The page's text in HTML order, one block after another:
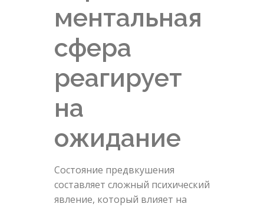
ментальная
сфера
реагирует
на
ожидание
Состояние предвкушения
составляет сложный психический
явление, который влияет на